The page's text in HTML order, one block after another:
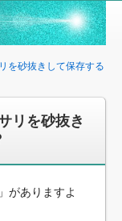
を砂抜きして保存する
リを砂抜き
がありますよ